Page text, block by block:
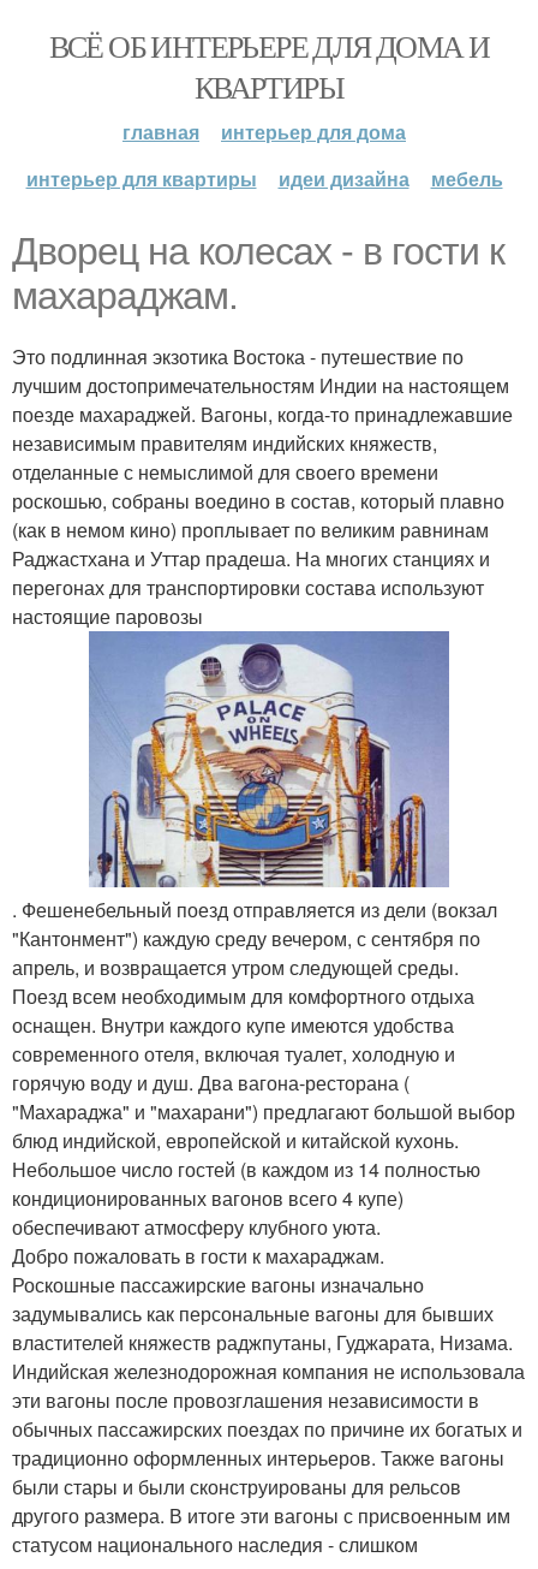
ВСЁ ОБ ИНТЕРЬЕРЕ ДЛЯ ДОМА И
КВАРТИРЫ
главная
интерьер для дома
интерьер для квартиры
идеи дизайна мебель
Дворец на колесах - в гости к
махараджам.
Это подлинная экзотика Востока - путешествие по
лучшим достопримечательностям Индии на настоящем
поезде махараджей. Вагоны, когда-то принадлежавшие
независимым правителям индийских княжеств,
отделанные с немыслимой для своего времени
роскошью, собраны воедино в состав, который плавно
(как в немом кино) проплывает по великим равнинам
Раджастхана и Уттар прадеша. На многих станциях и
перегонах для транспортировки состава используют
настоящие паровозы
. Фешенебельный поезд отправляется из дели (вокзал
"Кантонмент") каждую среду вечером, с сентября по
апрель, и возвращается утром следующей среды.
Поезд всем необходимым для комфортного отдыха
оснащен. Внутри каждого купе имеются удобства
современного отеля, включая туалет, холодную и
горячую воду и душ. Два вагона-ресторана (
"Махараджа" и "махарани") предлагают большой выбор
блюд индийской, европейской и китайской кухонь.
Небольшое число гостей (в каждом из 14 полностью
кондиционированных вагонов всего 4 купе)
обеспечивают атмосферу клубного уюта.
Добро пожаловать в гости к махараджам.
Роскошные пассажирские вагоны изначально
задумывались как персональные вагоны для бывших
властителей княжеств раджпутаны, Гуджарата, Низама.
Индийская железнодорожная компания не использовала
эти вагоны после провозглашения независимости в
обычных пассажирских поездах по причине их богатых и
традиционно оформленных интерьеров. Также вагоны
были стары и были сконструированы для рельсов
другого размера. В итоге эти вагоны с присвоенным им
статусом национального наследия - слишком